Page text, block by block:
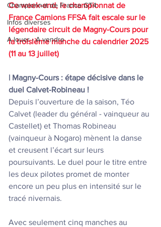
Championnat de France GT4
Infos diverses
A louer - A vendre
Ce week-end, le championnat de
France Camions FFSA fait escale sur le
légendaire circuit de Magny-Cours pour
la troisième manche du calendrier 2025
(11 au 13 juillet)
| Magny-Cours : étape décisive dans le
duel Calvet-Robineau !
Depuis l’ouverture de la saison, Téo
Calvet (leader du général - vainqueur au
Castellet) et Thomas Robineau
(vainqueur à Nogaro) mènent la danse
et creusent l’écart sur leurs
poursuivants. Le duel pour le titre entre
les deux pilotes promet de monter
encore un peu plus en intensité sur le
tracé nivernais.
Avec seulement cinq manches au